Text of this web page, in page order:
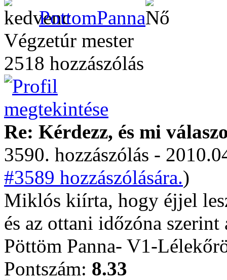
PottomPanna
Végzetúr mester
2518 hozzászólás
Re: Kérdezz, és mi
3590. hozzászólás -
#3589 hozzászólására.)
Miklós kiírta, hogy éjjel
és az ottani időzóna
Pöttöm Panna- V1-
Pontszám: 8.33